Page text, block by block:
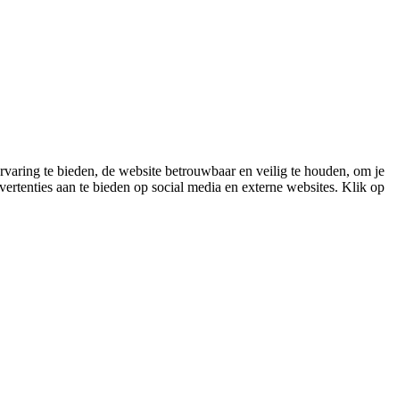
te bieden, de website betrouwbaar en veilig te houden, om je
aan te bieden op social media en externe websites. Klik op